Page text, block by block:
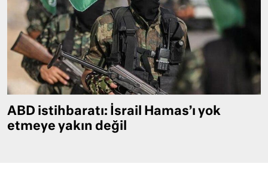
ABD istihbaratı: İsrail Hamas’ı yok
etmeye yakın değil